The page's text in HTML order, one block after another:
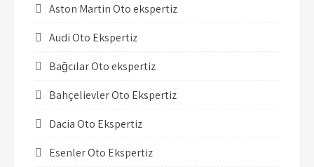
Aston Martin Oto ekspertiz
Audi Oto Ekspertiz
Bağcılar Oto ekspertiz
Bahçelievler Oto Ekspertiz
Dacia Oto Ekspertiz
Esenler Oto Ekspertiz